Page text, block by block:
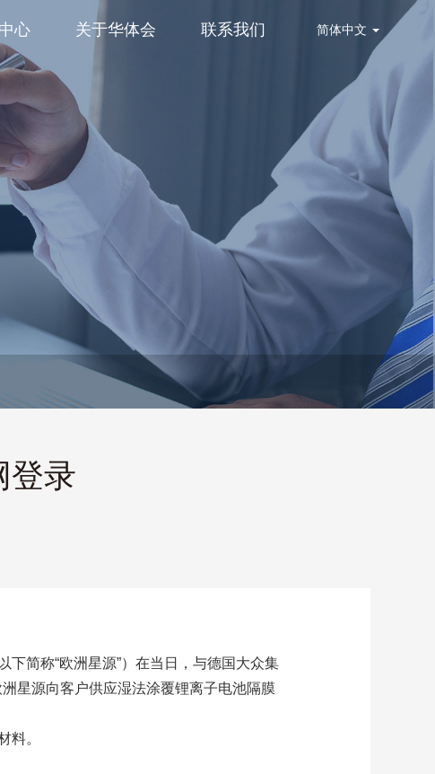
心 关于华体会 联系我们 简体中文
登录
简称“欧洲星源”）在当日，与德国大众集
星源向客户供应湿法涂覆锂离子电池隔膜
料。